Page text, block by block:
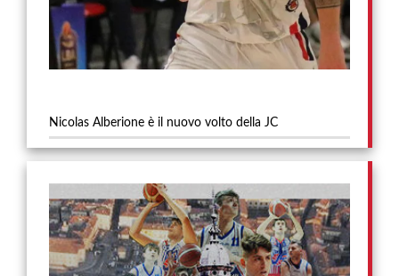
Nicolas Alberione è il nuovo volto della JC